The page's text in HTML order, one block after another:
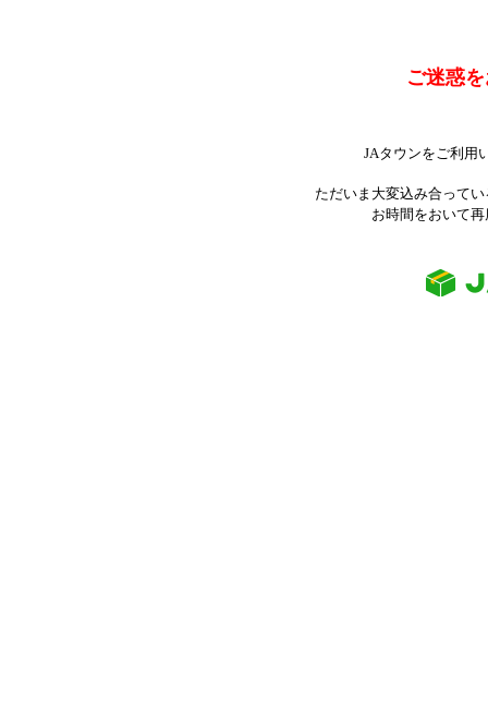
ご迷惑
JAタウンをご利用
ただいま大変込み合って
お時間をおいて